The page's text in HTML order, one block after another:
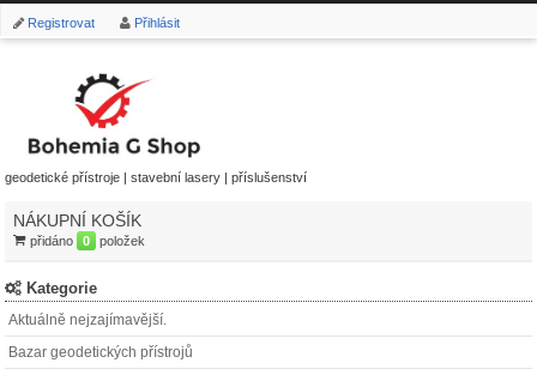
Registrovat Přihlásit
geodetické přístroje | stavební lasery | příslušenství
NÁKUPNÍ KOŠÍK
přidáno 0 položek
Kategorie
Aktuálně nejzajímavější.
Bazar geodetických přístrojů